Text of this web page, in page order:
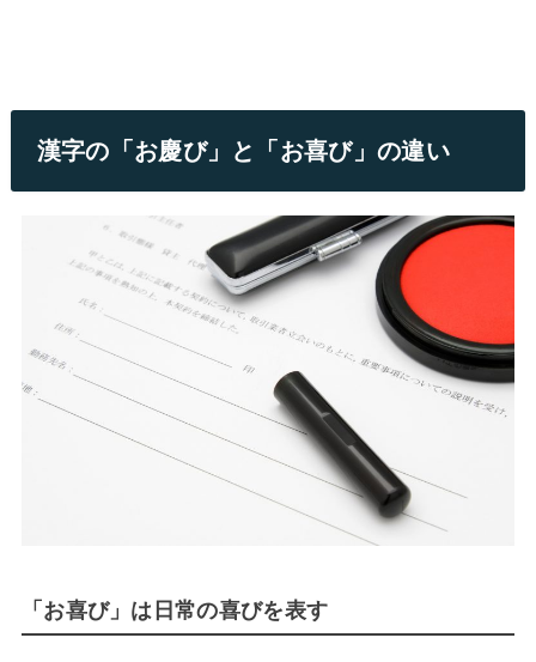
漢字の「お慶び」と「お喜び」の違い
「お喜び」は日常の喜びを表す